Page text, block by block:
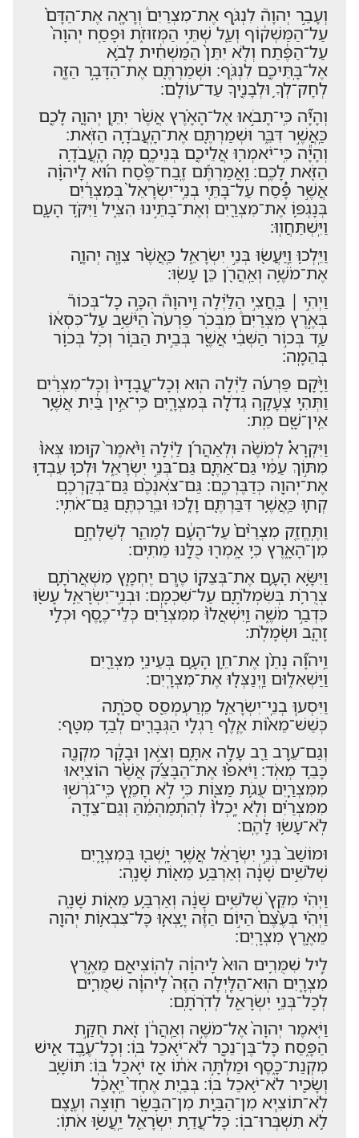
וְעָבַ֣ר יְהוָה֮ לִנְגֹּ֣ף אֶת־מִצְרַיִם֒ וְרָאָ֤ה אֶת־הַדָּם֙
עַל־הַמַּשְׁק֔וֹף וְעַ֖ל שְׁתֵּ֣י הַמְּזוּזֹ֑ת וּפָסַ֤ח יְהוָה֙
עַל־הַפֶּ֔תַח וְלֹ֤א יִתֵּן֙ הַמַּשְׁחִ֔ית לָבֹ֥א
אֶל־בָּֽתֵּיכֶ֖ם לִנְגֹּֽף׃ וּשְׁמַרְתֶּ֖ם אֶת־הַדָּבָ֣ר הַזֶּ֑ה
לְחָק־לְךָ֥ וּלְבָנֶ֖יךָ עַד־עוֹלָֽם׃
וְהָיָ֞ה כִּֽי־תָבֹ֣אוּ אֶל־הָאָ֗רֶץ אֲשֶׁ֨ר יִתֵּ֧ן יְהוָ֛ה לָכֶ֖ם
כַּֽאֲשֶׁ֣ר דִּבֵּ֑ר וּשְׁמַרְתֶּ֖ם אֶת־הָֽעֲבֹדָ֥ה הַזֹּֽאת׃
וְהָיָ֕ה כִּֽי־יֹאמְר֥וּ אֲלֵיכֶ֖ם בְּנֵיכֶ֑ם מָ֛ה הָֽעֲבֹדָ֥ה
הַזֹּ֖את לָכֶֽם׃ וַֽאֲמַרְתֶּ֡ם זֶֽבַח־פֶּ֨סַח ה֜וּא לַֽיהוָ֗ה
אֲשֶׁ֣ר פָּ֠סַח עַל־בָּתֵּ֤י בְנֵֽי־יִשְׂרָאֵל֙ בְּמִצְרַ֔יִם
בְּנָגְפּ֥וֹ אֶת־מִצְרַ֖יִם וְאֶת־בָּתֵּ֣ינוּ הִצִּ֑יל וַיִּקֹּ֥ד הָעָ֖ם
וַיִּֽשְׁתַּחֲוֽוּ׃
וַיֵּֽלְכ֥וּ וַֽיַּעֲשׂ֖וּ בְּנֵ֣י יִשְׂרָאֵ֑ל כַּֽאֲשֶׁ֨ר צִוָּ֧ה יְהוָ֛ה
אֶת־מֹשֶׁ֥ה וְאַֽהֲרֹ֖ן כֵּ֥ן עָשֽׂוּ׃
וַיְהִ֣י ׀ בַּֽחֲצִ֣י הַלַּ֗יְלָה וַֽיהוָה֮ הִכָּ֣ה כָל־בְּכוֹר֮
בְּאֶ֣רֶץ מִצְרַיִם֒ מִבְּכֹ֤ר פַּרְעֹה֙ הַיֹּשֵׁ֣ב עַל־כִּסְא֔וֹ
עַ֚ד בְּכ֣וֹר הַשְּׁבִ֔י אֲשֶׁ֖ר בְּבֵ֣ית הַבּ֑וֹר וְכֹ֖ל בְּכ֥וֹר
בְּהֵמָֽה׃
וַיָּ֨קָם פַּרְעֹ֜ה לַ֗יְלָה ה֤וּא וְכָל־עֲבָדָיו֙ וְכָל־מִצְרַ֔יִם
וַתְּהִ֛י צְעָקָ֥ה גְדֹלָ֖ה בְּמִצְרָ֑יִם כִּֽי־אֵ֣ין בַּ֔יִת אֲשֶׁ֥ר
אֵֽין־שָׁ֖ם מֵֽת׃
וַיִּקְרָא֩ לְמֹשֶׁ֨ה וּֽלְאַהֲרֹ֜ן לַ֗יְלָה וַיֹּ֨אמֶר֙ ק֤וּמוּ צְּאוּ֙
מִתּ֣וֹךְ עַמִּ֔י גַּם־אַתֶּ֖ם גַּם־בְּנֵ֣י יִשְׂרָאֵ֑ל וּלְכ֛וּ עִבְד֥וּ
אֶת־יְהוָ֖ה כְּדַבֶּרְכֶֽם׃ גַּם־צֹֽאנְכֶ֨ם גַּם־בְּקַרְכֶ֥ם
קְח֛וּ כַּֽאֲשֶׁ֥ר דִּבַּרְתֶּ֖ם וָלֵ֑כוּ וּבֵֽרַכְתֶּ֖ם גַּם־אֹתִֽי׃
וַתֶּֽחֱזַ֤ק מִצְרַ֨יִם֙ עַל־הָעָ֔ם לְמַהֵ֖ר לְשַׁלְּחָ֣ם
מִן־הָאָ֑רֶץ כִּ֥י אָֽמְר֖וּ כֻּלָּ֥נוּ מֵתִֽים׃
וַיִּשָּׂ֥א הָעָ֛ם אֶת־בְּצֵק֖וֹ טֶ֣רֶם יֶחְמָ֑ץ מִשְׁאֲרֹתָ֛ם
צְרֻרֹ֥ת בְּשִׂמְלֹתָ֖ם עַל־שִׁכְמָֽם׃ וּבְנֵֽי־יִשְׂרָאֵ֥ל עָשׂ֖וּ
כִּדְבַ֣ר מֹשֶׁ֑ה וַֽיִּשְׁאֲלוּ֙ מִמִּצְרַ֔יִם כְּלֵי־כֶ֛סֶף וּכְלֵ֥י
זָהָ֖ב וּשְׂמָלֹֽת׃
וַֽיהוָ֞ה נָתַ֨ן אֶת־חֵ֥ן הָעָ֛ם בְּעֵינֵ֥י מִצְרַ֖יִם
וַיַּשְׁאִל֑וּם וַֽיְנַצְּל֖וּ אֶת־מִצְרָֽיִם׃
וַיִּסְע֧וּ בְנֵֽי־יִשְׂרָאֵ֛ל מֵֽרַעְמְסֵ֖ס סֻכֹּ֑תָה
כְּשֵׁשׁ־מֵא֨וֹת אֶ֧לֶף רַגְלִ֛י הַגְּבָרִ֖ים לְבַ֥ד מִטָּֽף׃
וְגַם־עֵ֥רֶב רַ֖ב עָלָ֣ה אִתָּ֑ם וְצֹ֣אן וּבָקָ֔ר מִקְנֶ֖ה
כָּבֵ֥ד מְאֹֽד׃ וַיֹּאפ֨וּ אֶת־הַבָּצֵ֜ק אֲשֶׁ֨ר הוֹצִ֧יאוּ
מִמִּצְרַ֛יִם עֻגֹ֥ת מַצּ֖וֹת כִּ֣י לֹ֣א חָמֵ֑ץ כִּֽי־גֹרְשׁ֣וּ
מִמִּצְרַ֗יִם וְלֹ֤א יָֽכְלוּ֙ לְהִתְמַהְמֵ֔הַּ וְגַם־צֵדָ֖ה
לֹֽא־עָשׂ֥וּ לָהֶֽם׃
וּמוֹשַׁב֙ בְּנֵ֣י יִשְׂרָאֵ֔ל אֲשֶׁ֥ר יָֽשְׁב֖וּ בְּמִצְרָ֑יִם
שְׁלֹשִׁ֣ים שָׁנָ֔ה וְאַרְבַּ֥ע מֵא֖וֹת שָׁנָֽה׃
וַיְהִ֗י מִקֵּץ֙ שְׁלֹשִׁ֣ים שָׁנָ֔ה וְאַרְבַּ֥ע מֵא֖וֹת שָׁנָ֑ה
וַיְהִ֗י בְּעֶ֨צֶם֙ הַיּ֣וֹם הַזֶּ֔ה יָ֥צְא֛וּ כָּל־צִבְא֥וֹת יְהוָ֖ה
מֵאֶ֥רֶץ מִצְרָֽיִם׃
לֵ֣יל שִׁמֻּרִ֥ים הוּא֙ לַֽיהוָ֔ה לְהֽוֹצִיאָ֖ם מֵאֶ֣רֶץ
מִצְרָ֑יִם הֽוּא־הַלַּ֤יְלָה הַזֶּה֙ לַֽיהוָ֔ה שִׁמֻּרִ֛ים
לְכָל־בְּנֵ֥י יִשְׂרָאֵ֖ל לְדֹֽרֹתָֽם׃
וַיֹּ֤אמֶר יְהוָה֙ אֶל־מֹשֶׁ֣ה וְאַֽהֲרֹ֔ן זֹ֖את חֻקַּ֣ת
הַפָּ֑סַח כָּל־בֶּן־נֵכָ֖ר לֹא־יֹ֥אכַל בּֽוֹ׃ וְכָל־עֶ֥בֶד אִ֖ישׁ
מִקְנַת־כָּ֑סֶף וּמַלְתָּ֣ה אֹת֔וֹ אָ֖ז יֹ֥אכַל בּֽוֹ׃ תּוֹשָׁ֥ב
וְשָׂכִ֖יר לֹא־יֹ֥אכַל בּֽוֹ׃ בְּבַ֤יִת אֶחָד֙ יֵֽאָכֵ֔ל
לֹֽא־תוֹצִ֧יא מִן־הַבַּ֛יִת מִן־הַבָּשָׂ֖ר ח֑וּצָה וְעֶ֖צֶם
לֹ֥א תִשְׁבְּרוּ־בֽוֹ׃ כָּל־עֲדַ֥ת יִשְׂרָאֵ֖ל יַֽעֲשׂ֥וּ אֹתֽוֹ׃